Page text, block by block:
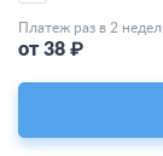
Платеж раз в 2
от38 ₽
кредитами.